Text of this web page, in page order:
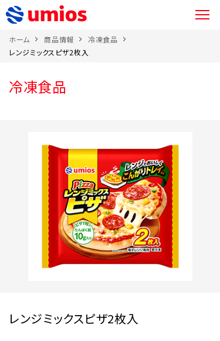
ホーム 商品情報
冷凍食品
レンジミックスピザ2枚入
冷凍食品
レンジミックスピザ2枚入